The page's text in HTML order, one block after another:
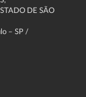
DE SÃO
– SP /